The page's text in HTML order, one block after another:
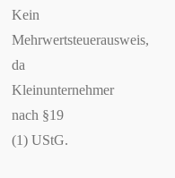
Kein
Mehrwertsteuerausweis,
da
Kleinunternehmer
nach §19
(1) UStG.